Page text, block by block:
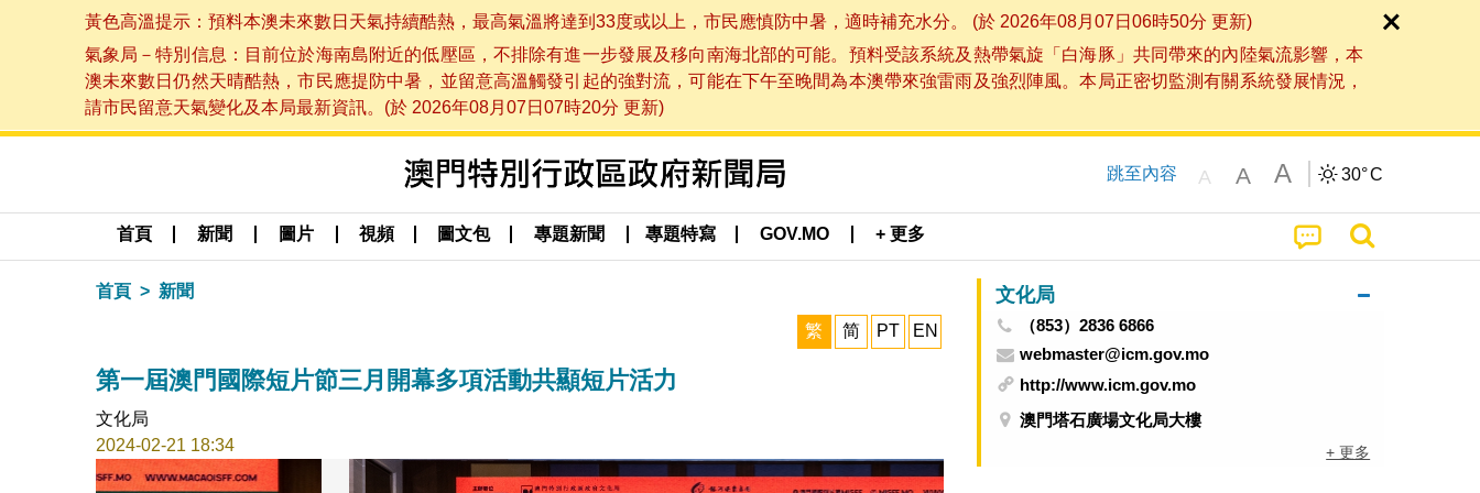
黃色高溫提示：預料本澳未來數日天氣持續酷熱，最高氣溫將達到33度或以上，市民應慎防中暑，適時補充水分。 (於 2026年08月07日06時50分 更新)
氣象局－特別信息：目前位於海南島附近的低壓區，不排除有進一步發展及移向南海北部的可能。預料受該系統及熱帶氣旋「白海豚」共同帶來的內陸氣流影響，本
澳未來數日仍然天晴酷熱，市民應提防中暑，並留意高溫觸發引起的強對流，可能在下午至晚間為本澳帶來強雷雨及強烈陣風。本局正密切監測有關系統發展情況，
請市民留意天氣變化及本局最新資訊。(於 2026年08月07日07時20分 更新)
跳至內容 A A A 30°C
首頁 新聞 圖片 視頻 圖文包 專題新聞 專題特寫 GOV.MO + 更多
首頁 新聞
繁 简 PT EN
第一屆澳門國際短片節三月開幕多項活動共顯短片活力
文化局
2024-02-21 18:34
文化局
（853）2836 6866
webmaster@icm.gov.mo
http://www.icm.gov.mo
澳門塔石廣場文化局大樓
+ 更多